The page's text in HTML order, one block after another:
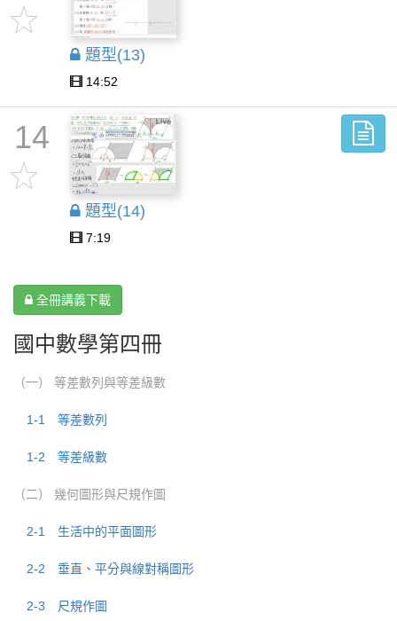
題型(13)
14:52
14
題型(14)
7:19
全冊講義下載
國中數學第四冊
（一） 等差數列與等差級數
1-1 等差數列
1-2 等差級數
（二） 幾何圖形與尺規作圖
2-1 生活中的平面圖形
2-2 垂直、平分與線對稱圖形
2-3 尺規作圖